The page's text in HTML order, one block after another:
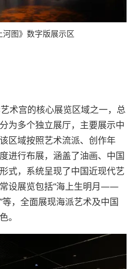
河图》数字版展示区
术宫的核心展览区域之一，总
为多个独立展厅，主要展示中
区域按照艺术流派、创作年
进行布展，涵盖了油画、中国
式，系统呈现了中国近现代艺
设展览包括“海上生明月——
，全面展现海派艺术及中国
。